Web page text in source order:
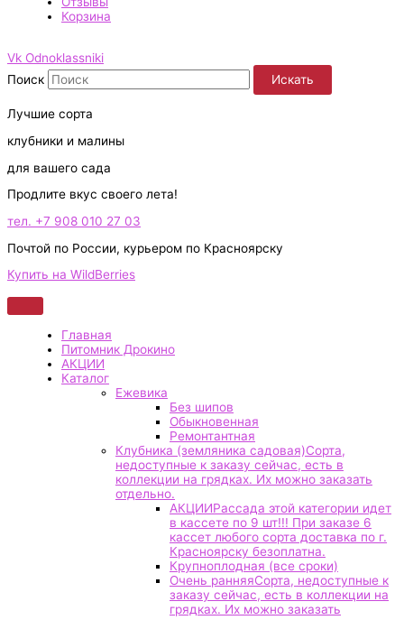
Корзина
Vk Odnoklassniki
Поиск
Искать
Лучшие сорта
клубники и малины
для вашего сада
Продлите вкус своего лета!
тел. +7 908 010 27 03
Почтой по России, курьером по Красноярску
Купить на WildBerries
Главная
Питомник Дрокино
АКЦИИ
Каталог
Ежевика
Без шипов
Обыкновенная
Ремонтантная
Клубника (земляника садовая)Сорта,
недоступные к заказу сейчас, есть в
коллекции на грядках. Их можно заказать
отдельно.
АКЦИИРассада этой категории идет
в кассете по 9 шт!!! При заказе 6
кассет любого сорта доставка по г.
Красноярску безоплатна.
Крупноплодная (все сроки)
Очень ранняяСорта, недоступные к
заказу сейчас, есть в коллекции на
грядках. Их можно заказать